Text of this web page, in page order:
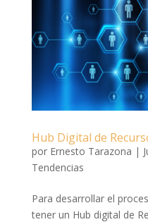
Hub Digital de
por Ernesto Tarazona |
Tendencias
Para desarrollar el
tener un Hub digital de